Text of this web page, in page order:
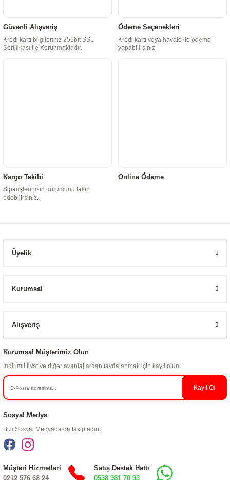
Güvenli Alışveriş
Kredi kartı bilgileriniz 256bit SSL
Sertifikası ile Korunmaktadır.
Ödeme Seçenekleri
Kredi kartı veya havale ile ödeme
yapabilirsiniz.
Kargo Takibi
Siparişlerinizin durumunu takip
edebilirsiniz.
Online Ödeme
Üyelik
Kurumsal
Alışveriş
Kurumsal Müşterimiz Olun
İndirimli fiyat ve diğer avantajlardan faydalanmak için kayıt olun.
Kayıt Ol
Sosyal Medya
Bizi Sosyal Medyada da takip edin!
Müşteri Hizmetleri
0212 576 68 24
Satış Destek Hattı
0538 981 70 93